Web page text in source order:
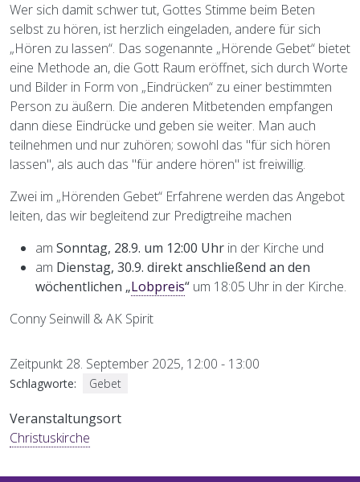
Wer sich damit schwer tut, Gottes Stimme beim Beten
selbst zu hören, ist herzlich eingeladen, andere für sich
„Hören zu lassen“. Das sogenannte „Hörende Gebet“ bietet
eine Methode an, die Gott Raum eröffnet, sich durch Worte
und Bilder in Form von „Eindrücken“ zu einer bestimmten
Person zu äußern. Die anderen Mitbetenden empfangen
dann diese Eindrücke und geben sie weiter. Man auch
teilnehmen und nur zuhören; sowohl das "für sich hören
lassen", als auch das "für andere hören" ist freiwillig.
Zwei im „Hörenden Gebet“ Erfahrene werden das Angebot
leiten, das wir begleitend zur Predigtreihe machen
am Sonntag, 28.9. um 12:00 Uhr in der Kirche und
am Dienstag, 30.9. direkt anschließend an den
wöchentlichen „Lobpreis“ um 18:05 Uhr in der Kirche.
Conny Seinwill & AK Spirit
Zeitpunkt 28. September 2025, 12:00 - 13:00
Schlagworte Gebet
Veranstaltungsort
Christuskirche